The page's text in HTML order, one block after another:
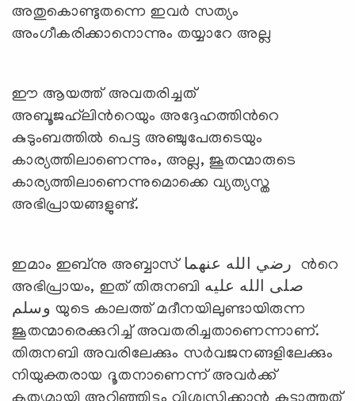
അതുകൊണ്ടുതന്നെ ഇവര്‍ സത്യം
അംഗീകരിക്കാനൊന്നും തയ്യാറേ അല്ല
ഈ ആയത്ത് അവതരിച്ചത്
അബൂജഹ്‍ലിന്‍റെയും അദ്ദേഹത്തിന്‍റെ
കുടുംബത്തില്‍ പെട്ട അഞ്ചുപേരുടെയും
കാര്യത്തിലാണെന്നും, അല്ല, ജൂതന്മാരുടെ
കാര്യത്തിലാണെന്നുമൊക്കെ വ്യത്യസ്ത
അഭിപ്രായങ്ങളുണ്ട്.
ഇമാം ഇബ്നു അബ്ബാസ് رضي الله عنهما ന്‍റെ
അഭിപ്രായം, ഇത് തിരുനബി صلى الله عليه
وسلم യുടെ കാലത്ത് മദീനയിലുണ്ടായിരുന്ന
ജൂതന്മാരെക്കുറിച്ച് അവതരിച്ചതാണെന്നാണ്.
തിരുനബി അവരിലേക്കും സര്‍വജനങ്ങളിലേക്കും
നിയുക്തരായ ദൂതനാണെന്ന് അവര്‍ക്ക്